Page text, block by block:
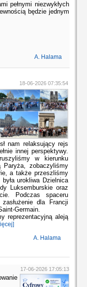
pełnymi niezwykłych
będzie jednym
A. Halama
18-06-2026 07:35:54
nam relaksujący rejs
innej perspektywy.
w kierunku
zobaczyliśmy
a także przeszliśmy
urokliwa Dzielnica
Luksemburskie oraz
Podczas spaceru
dla Francji
Germain.
reprezentacyjną aleją
A. Halama
17-06-2026 17:05:13